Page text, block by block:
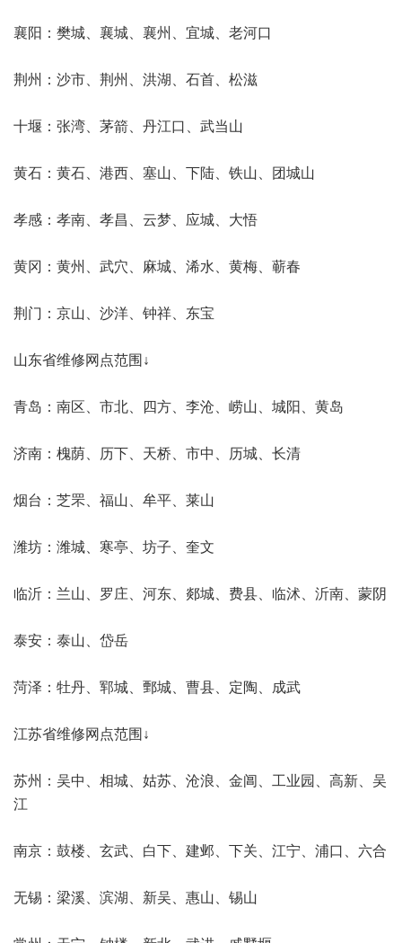
襄阳：樊城、襄城、襄州、宜城、老河口
荆州：沙市、荆州、洪湖、石首、松滋
十堰：张湾、茅箭、丹江口、武当山
黄石：黄石、港西、塞山、下陆、铁山、团城山
孝感：孝南、孝昌、云梦、应城、大悟
黄冈：黄州、武穴、麻城、浠水、黄梅、蕲春
荆门：京山、沙洋、钟祥、东宝
山东省维修网点范围↓
青岛：南区、市北、四方、李沧、崂山、城阳、黄岛
济南：槐荫、历下、天桥、市中、历城、长清
烟台：芝罘、福山、牟平、莱山
潍坊：潍城、寒亭、坊子、奎文
临沂：兰山、罗庄、河东、郯城、费县、临沭、沂南、蒙阴
泰安：泰山、岱岳
菏泽：牡丹、郓城、鄄城、曹县、定陶、成武
江苏省维修网点范围↓
苏州：吴中、相城、姑苏、沧浪、金阊、工业园、高新、吴
江
南京：鼓楼、玄武、白下、建邺、下关、江宁、浦口、六合
无锡：梁溪、滨湖、新吴、惠山、锡山